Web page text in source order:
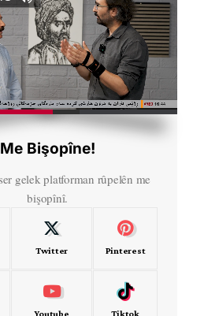
Me Bişopîne!
gelek platforman rûpelên me
bişopînî.
Twitter Pinterest
Youtube Tiktok